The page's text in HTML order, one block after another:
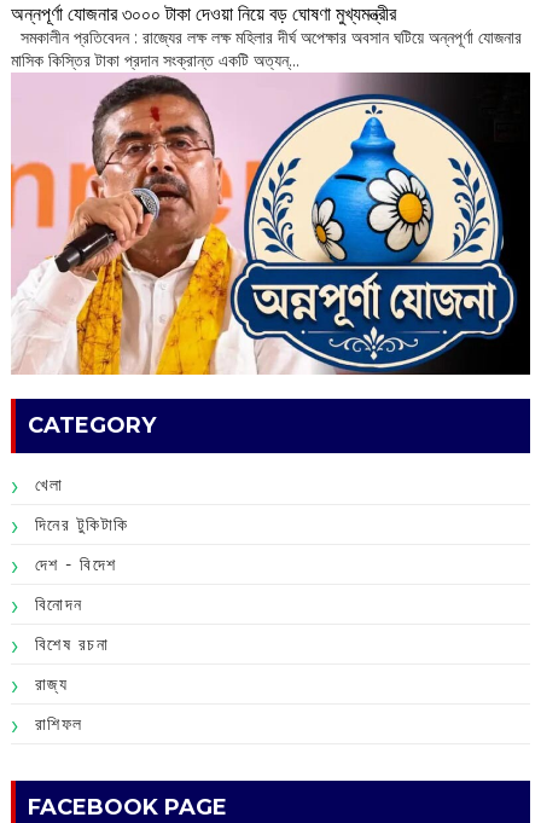
অন্নপূর্ণা যোজনার ৩০০০ টাকা দেওয়া নিয়ে বড় ঘোষণা মুখ্যমন্ত্রীর
সমকালীন প্রতিবেদন : রাজ্যের লক্ষ লক্ষ মহিলার দীর্ঘ অপেক্ষার অবসান ঘটিয়ে অন্নপূর্ণা যোজনার
মাসিক কিস্তির টাকা প্রদান সংক্রান্ত একটি অত্যন্...
CATEGORY
খেলা
দিনের টুকিটাকি
দেশ - বিদেশ
বিনোদন
বিশেষ রচনা
রাজ্য
রাশিফল
FACEBOOK PAGE